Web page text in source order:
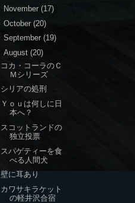
November (17)
October (20)
September (19)
August (20)
コカ・コーラのＣ
Ｍシリーズ
シリアの処刑
Ｙｏｕは何しに日
本へ？
スコットランドの
独立投票
スパゲティーを食
べる人間犬
壁に耳あり
カワサキラケット
の軽井沢合宿